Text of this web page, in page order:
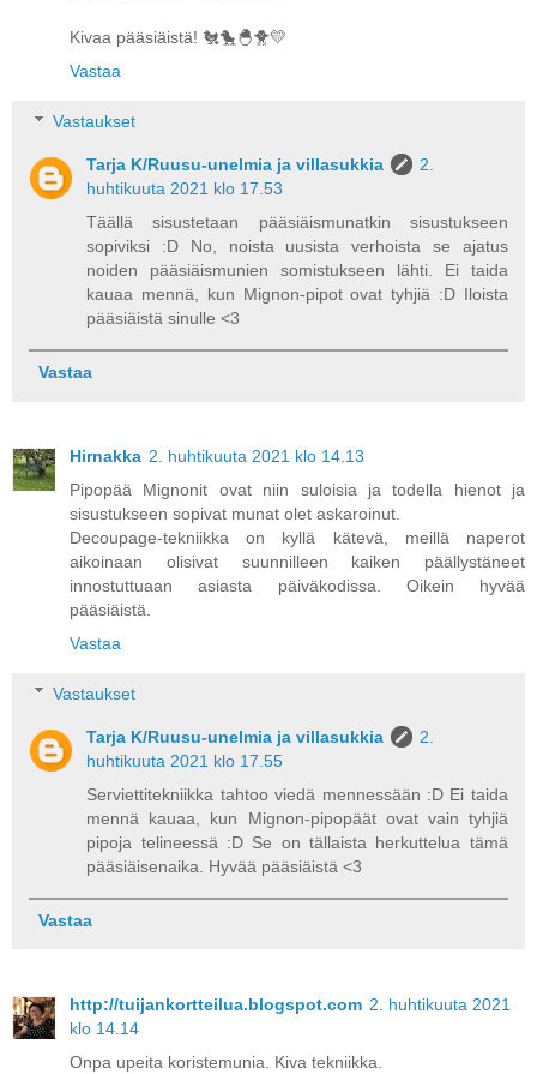
Kivaa pääsiäistä! 🐔🐤🐣🐥💛
Vastaa
Vastaukset
Tarja K/Ruusu-unelmia ja villasukkia
2.
huhtikuuta 2021 klo 17.53
Täällä sisustetaan pääsiäismunatkin sisustukseen
sopiviksi :D No, noista uusista verhoista se ajatus
noiden pääsiäismunien somistukseen lähti. Ei taida
kauaa mennä, kun Mignon-pipot ovat tyhjiä :D Iloista
pääsiäistä sinulle <3
Vastaa
Hirnakka 2. huhtikuuta 2021 klo 14.13
Pipopää Mignonit ovat niin suloisia ja todella hienot ja
sisustukseen sopivat munat olet askaroinut.
Decoupage-tekniikka on kyllä kätevä, meillä naperot
aikoinaan olisivat suunnilleen kaiken päällystäneet
innostuttuaan asiasta päiväkodissa. Oikein hyvää
pääsiäistä.
Vastaa
Vastaukset
Tarja K/Ruusu-unelmia ja villasukkia
2.
huhtikuuta 2021 klo 17.55
Serviettitekniikka tahtoo viedä mennessään :D Ei taida
mennä kauaa, kun Mignon-pipopäät ovat vain tyhjiä
pipoja telineessä :D Se on tällaista herkuttelua tämä
pääsiäisenaika. Hyvää pääsiäistä <3
Vastaa
http://tuijankortteilua.blogspot.com 2. huhtikuuta 2021
klo 14.14
Onpa upeita koristemunia. Kiva tekniikka.